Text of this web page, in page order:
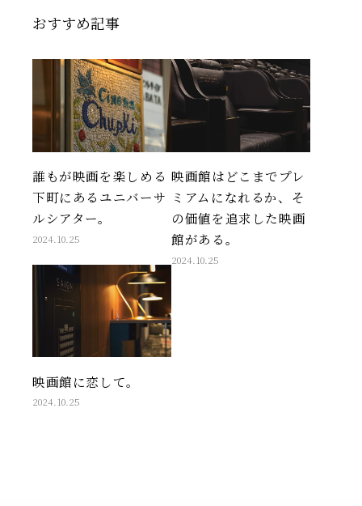
おすすめ記事
誰もが映画を楽しめる
下町にあるユニバーサ
ルシアター。
2024.10.25
映画館はどこまでプレ
ミアムになれるか、そ
の価値を追求した映画
館がある。
2024.10.25
映画館に恋して。
2024.10.25